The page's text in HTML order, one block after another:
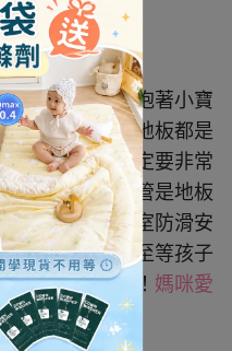
事，尤其爸媽抱著小寶
穩，加上浴室地板都是
的防滑措施一定要非常
個細節啊！不管是地板
墊都可以，浴室防滑安
或是長輩，甚至等孩子
安心和防護喔！ 媽咪愛